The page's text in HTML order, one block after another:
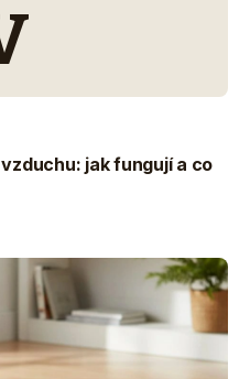
jak fungují a co